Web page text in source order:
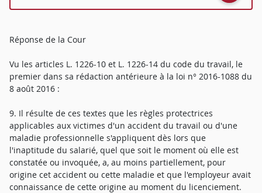
Réponse de la Cour
Vu les articles L. 1226-10 et L. 1226-14 du code du travail, le
premier dans sa rédaction antérieure à la loi n° 2016-1088 du
8 août 2016 :
9. Il résulte de ces textes que les règles protectrices
applicables aux victimes d'un accident du travail ou d'une
maladie professionnelle s'appliquent dès lors que
l'inaptitude du salarié, quel que soit le moment où elle est
constatée ou invoquée, a, au moins partiellement, pour
origine cet accident ou cette maladie et que l'employeur avait
connaissance de cette origine au moment du licenciement.